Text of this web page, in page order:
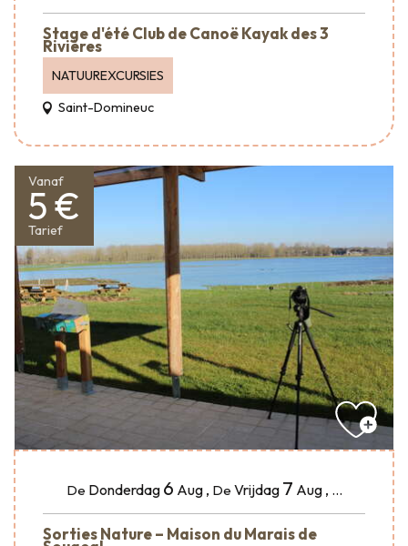
Stage d'été Club de Canoë Kayak des 3
Rivières
NATUUREXCURSIES
Saint-Domineuc
Vanaf
5 €
Tarief
De Donderdag 6 Aug, De Vrijdag 7 Aug, ...
Sorties Nature – Maison du Marais de